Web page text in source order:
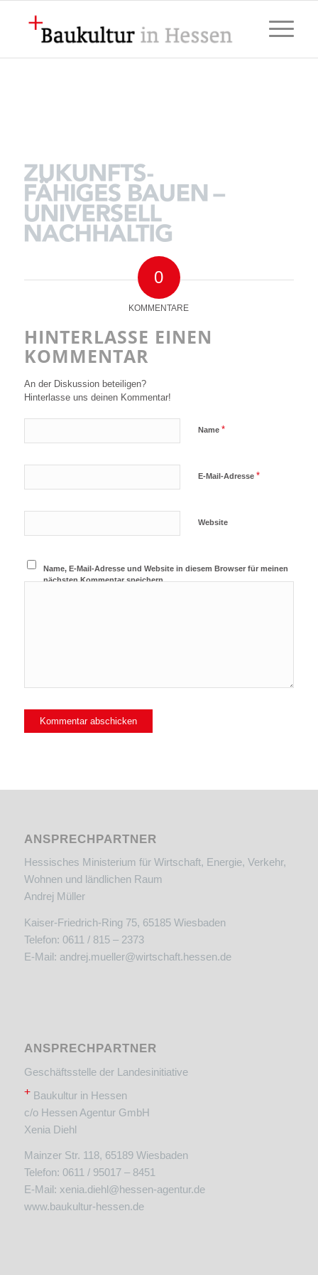
0
KOMMENTARE
HINTERLASSE EINEN
KOMMENTAR
An der Diskussion beteiligen?
Hinterlasse uns deinen Kommentar!
Name *
E-Mail-Adresse *
Website
Name, E-Mail-Adresse und Website in diesem Browser für meinen
nächsten Kommentar speichern.
ANSPRECHPARTNER
Hessisches Ministerium für Wirtschaft, Energie, Verkehr,
Wohnen und ländlichen Raum
Andrej Müller
Kaiser-Friedrich-Ring 75, 65185 Wiesbaden
Telefon: 0611 / 815 – 2373
E-Mail: andrej.mueller@wirtschaft.hessen.de
ANSPRECHPARTNER
Geschäftsstelle der Landesinitiative
+Baukultur in Hessen
c/o Hessen Agentur GmbH
Xenia Diehl
Mainzer Str. 118, 65189 Wiesbaden
Telefon: 0611 / 95017 – 8451
E-Mail: xenia.diehl@hessen-agentur.de
www.baukultur-hessen.de